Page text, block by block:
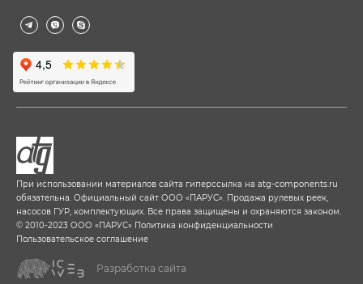
При использовании материалов сайта гиперссылка на atg-components.ru
обязательна. Официальный сайт ООО «ПАРУС». Продажа рулевых реек,
насосов ГУР, комплектующих. Все права защищены и охраняются законом.
© 2010-2023 ООО «ПАРУС» Политика конфиденциальности
Пользовательское соглашение
Разработка сайта